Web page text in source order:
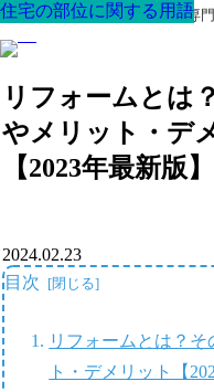
最高の家を作るための知識！専
リフォームとは
やメリット・デ
【2023年最新版】
住宅の部位に関する用語
2024.02.23
目次
リフォームとは？そ
ト・デメリット【
住宅の部位に関する用語
住宅の部位に関する用語
住宅の部位に関する用語
住宅の部位に関する用語
住宅の部位に関する用語
住宅の部位に関する用語